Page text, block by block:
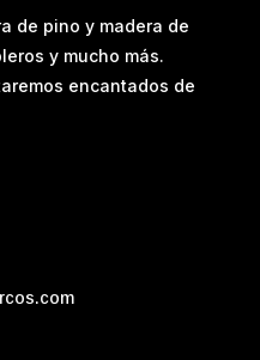
de pino y madera de
y mucho más.
encantados de